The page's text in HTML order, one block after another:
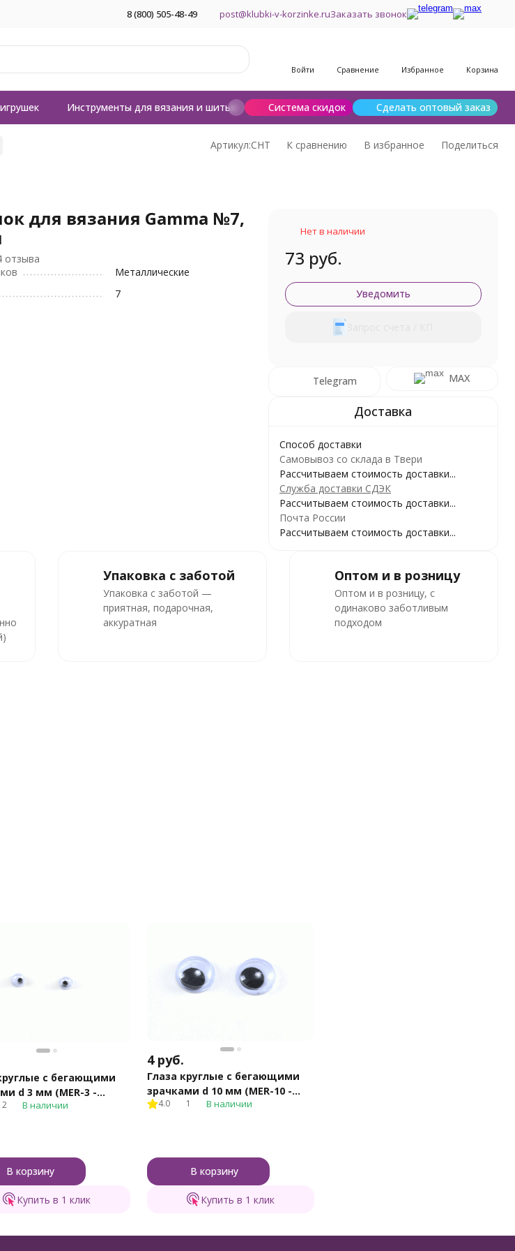
8 (800) 505-48-49 post@klubki-v-korzinke.ruЗаказать звонок
Войти Сравнение Избранное Корзина
Система скидок Сделать оптовый заказ
Инструменты для вязания и шитья Шерсть для валяния
Артикул:СНТ К сравнению В избранное Поделиться
для вязания Gamma №7,
отзыва
Металлические
7
Нет в наличии
73 руб.
Уведомить
Telegram MAX
Способ доставки
Самовывоз со склада в Твери
Рассчитываем стоимость доставки...
Служба доставки СДЭК
Рассчитываем стоимость доставки...
Почта России
Рассчитываем стоимость доставки...
Упаковка с заботой
Упаковка с заботой —
приятная, подарочная,
аккуратная
Оптом и в розницу
Оптом и в розницу, с
одинаково заботливым
подходом
с бегающими
d 3 мм (MER-3 -
2 В наличии
В корзину
Купить в 1 клик
4 руб.
Глаза круглые с бегающими
зрачками d 10 мм (MER-10 -
черно-белые)
4.0 1 В наличии
В корзину
Купить в 1 клик